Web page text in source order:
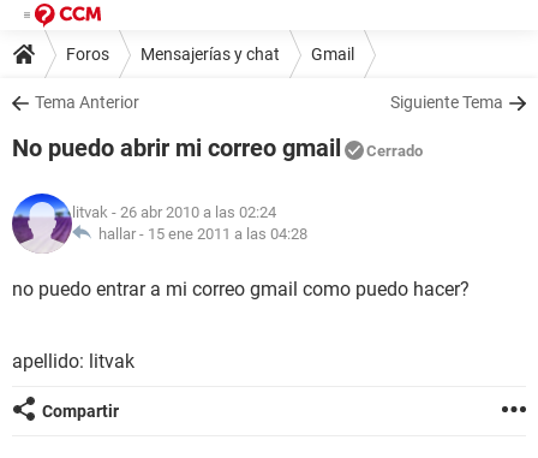
Foros Mensajerías y chat Gmail
Tema Anterior Siguiente Tema
No puedo abrir mi correo gmail Cerrado
litvak - 26 abr 2010 a las 02:24
hallar - 15 ene 2011 a las 04:28
no puedo entrar a mi correo gmail como puedo hacer?
apellido: litvak
Compartir